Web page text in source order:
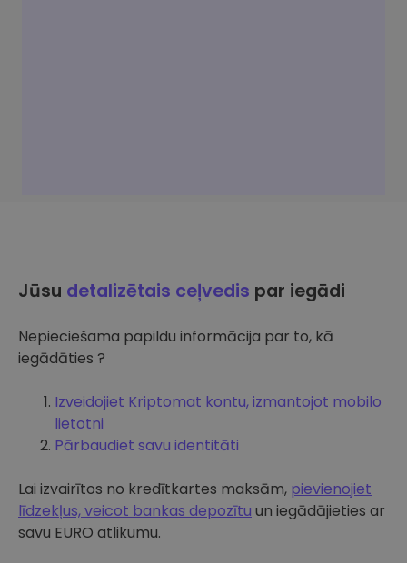
Jūsu detalizētais ceļvedis par iegādi
Nepieciešama papildu informācija par to, kā
iegādāties ?
Izveidojiet Kriptomat kontu, izmantojot mobilo
lietotni
Pārbaudiet savu identitāti
Lai izvairītos no kredītkartes maksām, pievienojiet
līdzekļus, veicot bankas depozītu un iegādājieties ar
savu EURO atlikumu.